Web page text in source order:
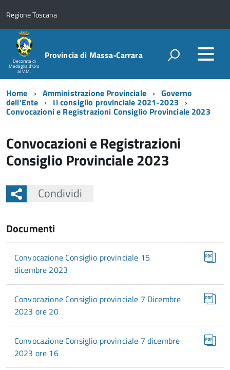
Regione Toscana
Decorata di
Medaglia d'Oro
al V.M.
Provincia di Massa‑Carrara
Home Amministrazione Provinciale Governo
dell’Ente Il consiglio provinciale 2021-2023
Convocazioni e Registrazioni Consiglio Provinciale 2023
Convocazioni e Registrazioni
Consiglio Provinciale 2023
Condividi
Documenti
Convocazione Consiglio provinciale 15
dicembre 2023
Convocazione Consiglio provinciale 7 Dicembre
2023 ore 20
Convocazione Consiglio provinciale 7 dicembre
2023 ore 16